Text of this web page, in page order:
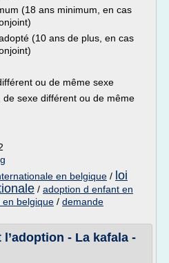
(18 ans minimum, en cas
(10 ans de plus, en cas
ou de même sexe
sexe différent ou de même
en belgique / loi
/ adoption d enfant en
en belgique / demande
- La kafala -